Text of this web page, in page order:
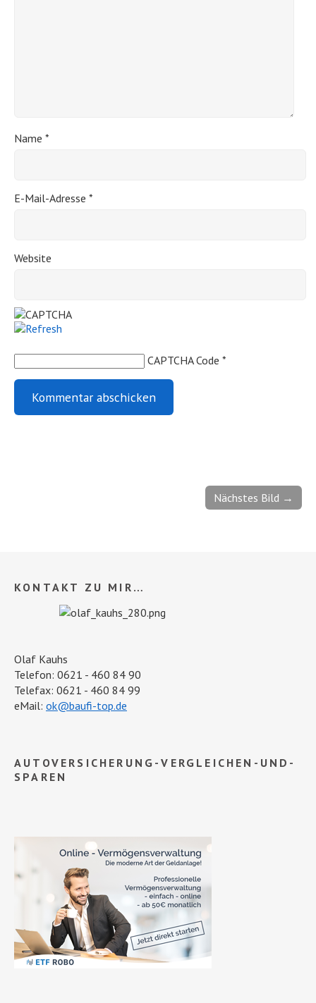
Name *
E-Mail-Adresse *
Website
CAPTCHA Code *
Nächstes Bild →
KONTAKT ZU MIR…
Olaf Kauhs
Telefon: 0621 - 460 84 90
Telefax: 0621 - 460 84 99
eMail: ok@baufi-top.de
AUTOVERSICHERUNG-VERGLEICHEN-UND-
SPAREN